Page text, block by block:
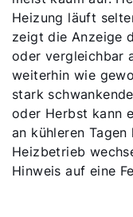
Heizung läuft
zeigt die Anzeige
oder vergleichbar
weiterhin wie
stark
oder Herbst kann
an kühleren
Heizbetrieb
Hinweis auf eine